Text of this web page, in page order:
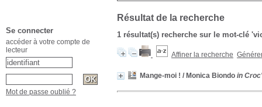
Résultat de la recherche
1 résultat(s) recherche sur le mot-clé
Affiner la recherche
Mange-moi ! / Monica Biondo in
Se connecter
accéder à votre compte de
lecteur
Mot de passe oublié ?